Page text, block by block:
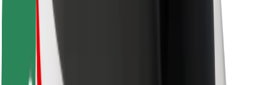
Segurança dos passageiros
Segurança dos motoristas
Segurança das trotinetes
Safety Lab